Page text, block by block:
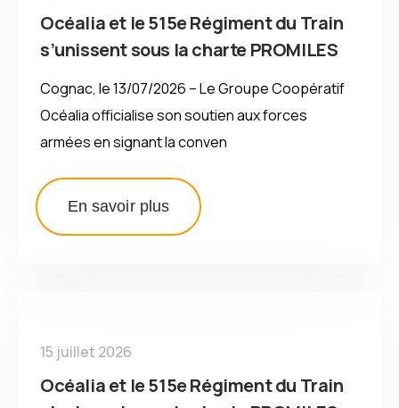
Océalia et le 515e Régiment du Train
s’unissent sous la charte PROMILES
Cognac, le 13/07/2026 – Le Groupe Coopératif
Océalia officialise son soutien aux forces
armées en signant la conven
En savoir plus
15 juillet 2026
Océalia et le 515e Régiment du Train